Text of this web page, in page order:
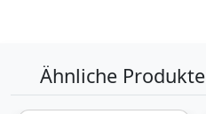
Ähnliche Produkte